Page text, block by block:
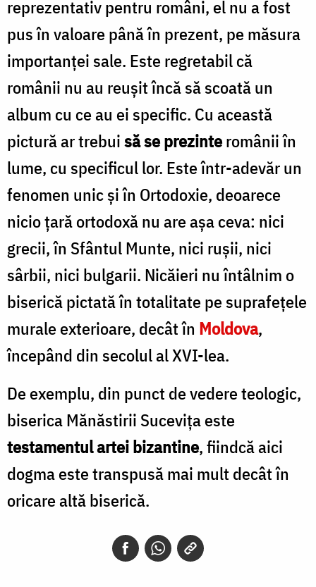
reprezentativ pentru români, el nu a fost
pus în valoare până în prezent, pe măsura
importanței sale. Este regretabil că
românii nu au reușit încă să scoată un
album cu ce au ei specific. Cu această
pictură ar trebuisă se prezinteromânii în
lume, cu specificul lor. Este într-adevăr un
fenomen unic și în Ortodoxie, deoarece
nicio țară ortodoxă nu are așa ceva: nici
grecii, în Sfântul Munte, nici rușii, nici
sârbii, nici bulgarii. Nicăieri nu întâlnim o
biserică pictată în totalitate pe suprafețele
murale exterioare, decât în Moldova,
începând din secolul al XVI-lea.
De exemplu, din punct de vedere teologic,
biserica Mănăstirii Sucevița este
testamentul artei bizantine, fiindcă aici
dogma este transpusă mai mult decât în
oricare altă biserică.